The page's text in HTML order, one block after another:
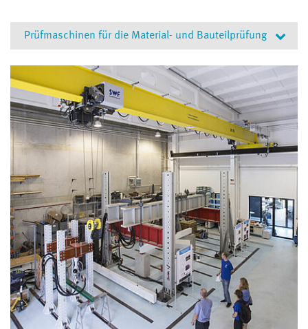
Prüfmaschinen für die Material- und Bauteilprüfung
Aufspannfeld 2000 kN
Universal Baustoffprüfmaschine 400 kN (Z400E)
Mobiles Hydraulikaggregat (Lukas) mit zwei
Hohlkolbenzylindern 300 kN Druck / 170 kN Zug
(Hub 250 mm)
sowie einem Hochlastzylinder 2565 kN Druck / 1068
kN Zug (Hub 300 mm)
DIGI-Schmidt Betonprüfer mit Prüfambos
Profometer 4 (Bewehrungssucher)
Betondeckungsmeßgerät BDT-ST
DYNA-Haftzugprüfer
Heine Techno-Endoskop